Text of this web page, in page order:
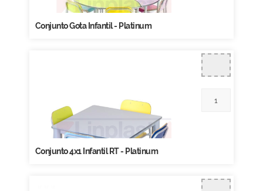
Conjunto Gota Infantil - Platinum
Conjunto 4x1 Infantil RT - Platinum